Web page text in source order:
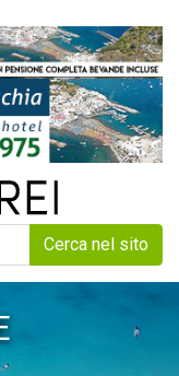
Cerca nel sito